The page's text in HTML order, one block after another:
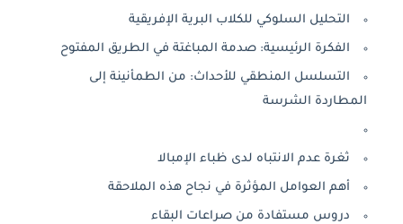
التحليل السلوكي للكلاب البرية الإفريقية
الفكرة الرئيسية: صدمة المباغتة في الطريق المفتوح
التسلسل المنطقي للأحداث: من الطمأنينة إلى
المطاردة الشرسة
ثغرة عدم الانتباه لدى ظباء الإمبالا
أهم العوامل المؤثرة في نجاح هذه الملاحقة
دروس مستفادة من صراعات البقاء